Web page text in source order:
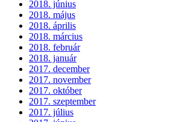
2018. június
2018. május
2018. április
2018. március
2018. február
2018. január
2017. december
2017. november
2017. október
2017. szeptember
2017. július